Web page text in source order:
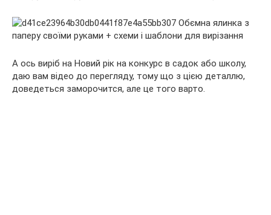
А ось виріб на Новий рік на конкурс в садок або школу,
даю вам відео до перегляду, тому що з цією деталлю,
доведеться заморочится, але це того варто.